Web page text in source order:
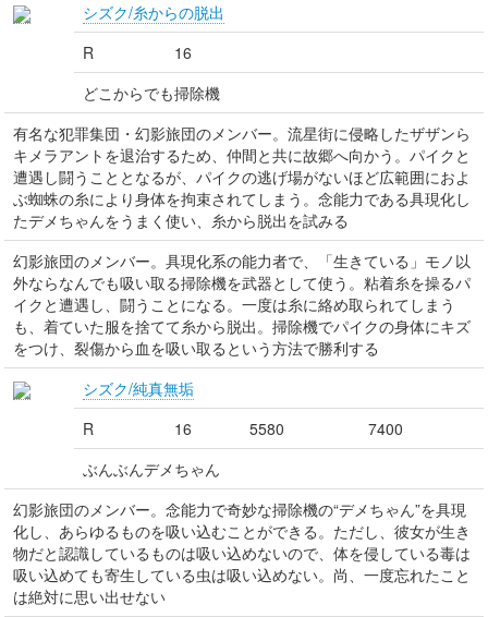
シズク/糸からの脱出
R
16
どこからでも掃除機
有名な犯罪集団・幻影旅団のメンバー。流星街に侵略したザザンら
キメラアントを退治するため、仲間と共に故郷へ向かう。パイクと
遭遇し闘うこととなるが、パイクの逃げ場がないほど広範囲におよ
ぶ蜘蛛の糸により身体を拘束されてしまう。念能力である具現化し
たデメちゃんをうまく使い、糸から脱出を試みる
幻影旅団のメンバー。具現化系の能力者で、「生きている」モノ以
外ならなんでも吸い取る掃除機を武器として使う。粘着糸を操るパ
イクと遭遇し、闘うことになる。一度は糸に絡め取られてしまう
も、着ていた服を捨てて糸から脱出。掃除機でパイクの身体にキズ
をつけ、裂傷から血を吸い取るという方法で勝利する
シズク/純真無垢
R
16 5580
7400
ぶんぶんデメちゃん
幻影旅団のメンバー。念能力で奇妙な掃除機の“デメちゃん”を具現
化し、あらゆるものを吸い込むことができる。ただし、彼女が生き
物だと認識しているものは吸い込めないので、体を侵している毒は
吸い込めても寄生している虫は吸い込めない。尚、一度忘れたこと
は絶対に思い出せない